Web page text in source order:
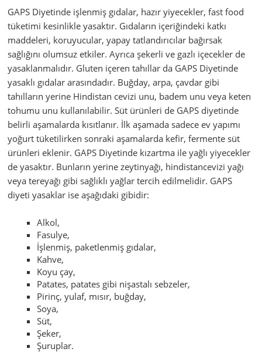
GAPS Diyetinde işlenmiş gıdalar, hazır yiyecekler, fast food
tüketimi kesinlikle yasaktır. Gıdaların içeriğindeki katkı
maddeleri, koruyucular, yapay tatlandırıcılar bağırsak
sağlığını olumsuz etkiler. Ayrıca şekerli ve gazlı içecekler de
yasaklanmalıdır. Gluten içeren tahıllar da GAPS Diyetinde
yasaklı gıdalar arasındadır. Buğday, arpa, çavdar gibi
tahılların yerine Hindistan cevizi unu, badem unu veya keten
tohumu unu kullanılabilir. Süt ürünleri de GAPS diyetinde
belirli aşamalarda kısıtlanır. İlk aşamada sadece ev yapımı
yoğurt tüketilirken sonraki aşamalarda kefir, fermente süt
ürünleri eklenir. GAPS Diyetinde kızartma ile yağlı yiyecekler
de yasaktır. Bunların yerine zeytinyağı, hindistancevizi yağı
veya tereyağı gibi sağlıklı yağlar tercih edilmelidir. GAPS
diyeti yasaklar ise aşağıdaki gibidir:
Alkol,
Fasulye,
İşlenmiş, paketlenmiş gıdalar,
Kahve,
Koyu çay,
Patates, patates gibi nişastalı sebzeler,
Pirinç, yulaf, mısır, buğday,
Soya,
Süt,
Şeker,
Şuruplar.